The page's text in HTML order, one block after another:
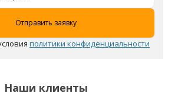
политики конфиденциальности
Наши клиенты